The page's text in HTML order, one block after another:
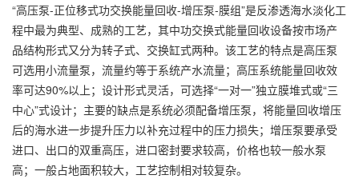
“高压泵-正位移式功交换能量回收-增压泵-膜组”是反渗透海水淡化工
程中最为典型、成熟的工艺，其中功交换式能量回收设备按市场产
品结构形式又分为转子式、交换缸式两种。该工艺的特点是高压泵
可选用小流量泵，流量约等于系统产水流量；高压系统能量回收效
率可达90%以上；设计形式灵活，可选择“一对一”独立膜堆式或“三
中心”式设计；主要的缺点是系统必须配备增压泵，将能量回收增压
后的海水进一步提升压力以补充过程中的压力损失；增压泵要承受
进口、出口的双重高压，进口密封要求较高，价格也较一般水泵
高；一般占地面积较大，工艺控制相对较复杂。